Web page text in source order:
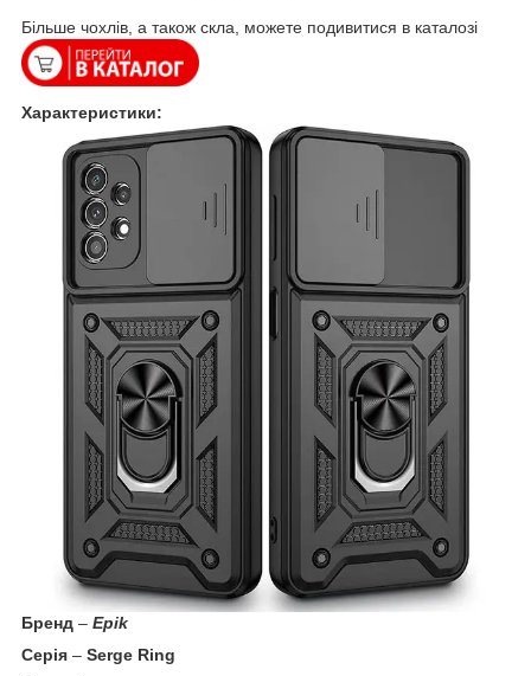
Більше чохлів, а також скла, можете подивитися в каталозі
Характеристики:
Бренд – Epik
Серія – Serge Ring